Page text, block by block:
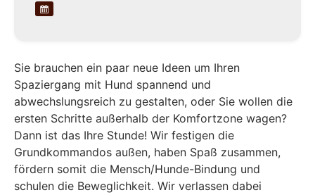
Sie brauchen ein paar neue Ideen um Ihren
Spaziergang mit Hund spannend und
abwechslungsreich zu gestalten, oder Sie wollen die
ersten Schritte außerhalb der Komfortzone wagen?
Dann ist das Ihre Stunde! Wir festigen die
Grundkommandos außen, haben Spaß zusammen,
fördern somit die Mensch/Hunde-Bindung und
schulen die Beweglichkeit. Wir verlassen dabei